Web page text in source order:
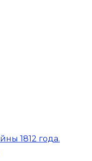
1812 года.